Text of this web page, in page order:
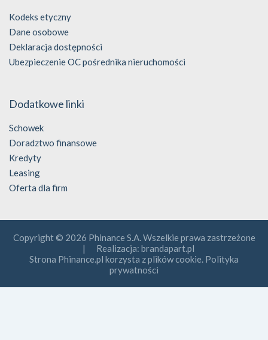
Kodeks etyczny
Dane osobowe
Deklaracja dostępności
Ubezpieczenie OC pośrednika nieruchomości
Dodatkowe linki
Schowek
Doradztwo finansowe
Kredyty
Leasing
Oferta dla firm
Copyright © 2026 Phinance S.A. Wszelkie prawa zastrzeżone
| Realizacja: brandapart.pl
Strona Phinance.pl korzysta z plików cookie. Polityka
prywatności